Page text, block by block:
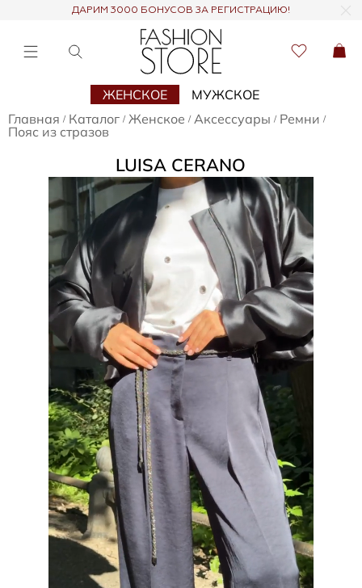
ДАРИМ 3000 БОНУСОВ ЗА РЕГИСТРАЦИЮ!
ЖЕНСКОЕ
МУЖСКОЕ
Главная / Каталог / Женское / Аксессуары / Ремни /
Пояс из стразов
LUISA CERANO